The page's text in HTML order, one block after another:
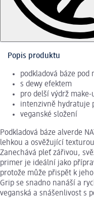
Popis produktu
podkladová báze pod
s dewy efektem
pro delší výdrž make-
intenzivně hydratuje
veganské složení
Podkladová báze alverde
lehkou a osvěžující
Zanechává pleť zářivou,
primer je ideální jako
protože může přispět k
Grip se snadno nanáší a
veganská a snášenlivost s